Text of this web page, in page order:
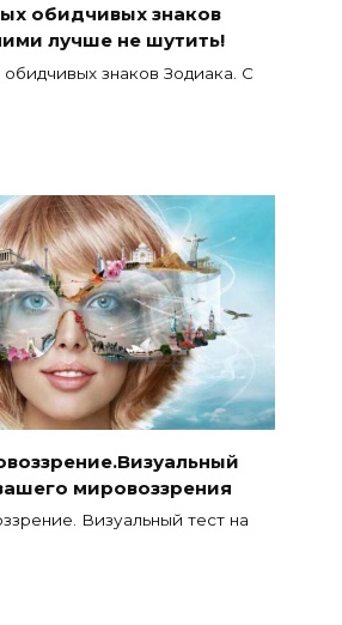
обидчивых знаков
лучше не шутить!
знаков Зодиака. С
мировоззрения
Визуальный тест на